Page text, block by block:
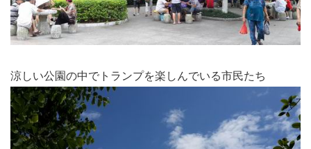
涼しい公園の中でトランプを楽しんでいる市民たち